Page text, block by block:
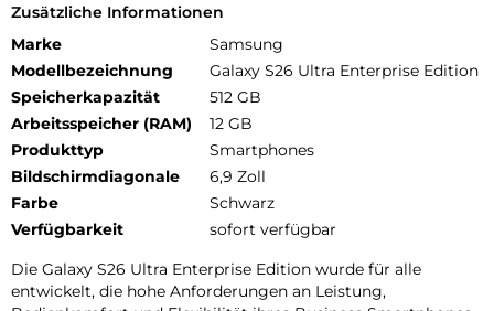
Zusätzliche Informationen
Marke
Samsung
Modellbezeichnung
Galaxy S26 Ultra Enterprise Edition
Speicherkapazität
512 GB
Arbeitsspeicher (RAM)
12 GB
Produkttyp
Smartphones
Bildschirmdiagonale
6,9 Zoll
Farbe
Schwarz
Verfügbarkeit
sofort verfügbar
Die Galaxy S26 Ultra Enterprise Edition wurde für alle
entwickelt, die hohe Anforderungen an Leistung,